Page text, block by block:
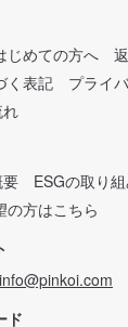
じめての方へ
く表記
プライ
ESGの取り
の方はこちら
info@pinkoi.com
ド